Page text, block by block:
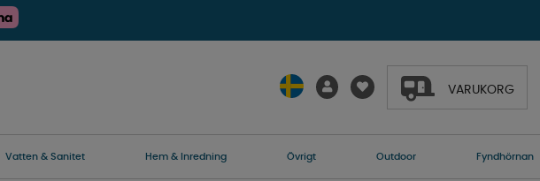
VARUKORG
Vatten & Sanitet Hem & Inredning Övrigt Outdoor Fyndhörnan